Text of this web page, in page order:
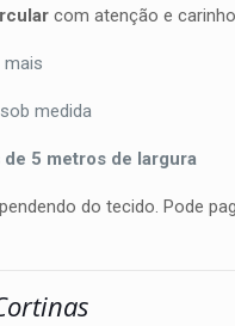
com atenção e
mais
medida
5 metros de largura
do tecido. Pode